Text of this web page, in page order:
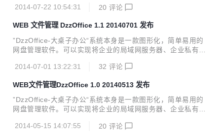
端存储空间之间的复制、删除、移动等操作就像使用本地磁盘
大用户量时，单台服务器存储空间不足的情况。支持设置多机
式的空间管理，如：有多个FTP空间，可以把多个ftp空间当作
存储空间使用。也可以通过FTP这个功能，同时管理多个站点
的FTP。 还可以再继续添加一些其他云存储，如：阿里云OS
端存储空间之间的复制、删除、移动等操作就像使用本地磁盘
2014-07-22 10:54:31 20 评论
WEB 文件管理 DzzOffice 1.1 20140701 发布
”DzzOffice-大桌子办公“系统本身是一款图形化，简单易用的
网盘管理软件。可以实现将企业的局域网服务器、企业私有云
私有云存储（如百度网盘、DropBox）等进行综合管理。实现
（如文档在线查看编辑、图片在线查看编辑、讨论板、任务板
等）实现企业在线协同办公、提高工作效率的目的。 1.1 正式
版 主要更新内容： 1. 增强系统安全性 a.所有链接取消直接id
b.增加上传设置，可以设置系统禁止运行的文件类型（如php,
2014-07-01 13:22:31 32 评论
WEB文件管理DzzOffice 1.0 20140513 发布
”DzzOffice-大桌子办公“系统本身是一款图形化，简单易用的
网盘管理软件。可以实现将企业的局域网服务器、企业私有云
私有云存储（如百度网盘、DropBox）等进行综合管理。实现
2014-05-15 14:07:55 20 评论